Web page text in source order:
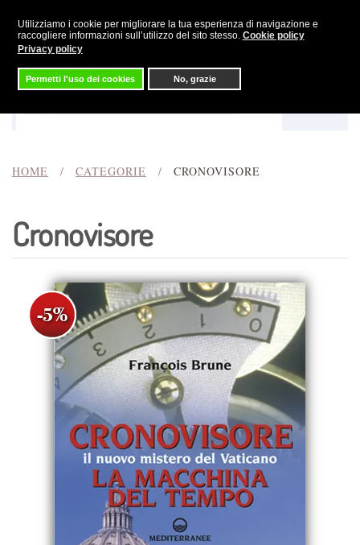
Utilizziamo i cookie per migliorare la tua esperienza di navigazione e
raccogliere informazioni sull’utilizzo del sito stesso. Cookie policy
Privacy policy
Permetti l'uso dei cookies No, grazie
Skip to main content
HOME CATEGORIE CRONOVISORE
Cronovisore